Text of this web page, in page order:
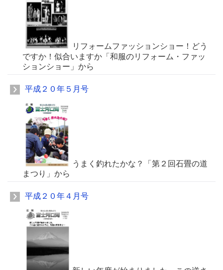
リフォームファッションショー！どう
ですか！似合いますか「和服のリフォーム・ファッ
ションショー」から
平成２０年５月号
うまく釣れたかな？「第２回石畳の道
まつり」から
平成２０年４月号